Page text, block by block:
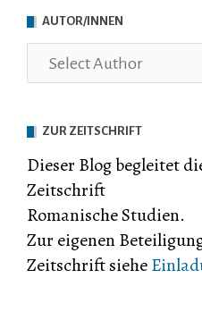
AUTOR/INNEN
ZUR ZEITSCHRIFT
Dieser Blog begleitet
Zeitschrift
Romanische Studien.
Zur eigenen
Zeitschrift siehe